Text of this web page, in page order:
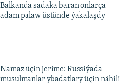
Balkanda sadaka baran onlarça
adam palaw üstünde ýakalaşdy
Namaz üçin jerime: Russiýada
musulmanlar ybadatlary üçin nähili